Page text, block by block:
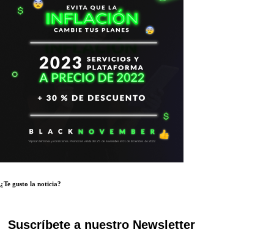
¿Te gusto la noticia?
Suscríbete a nuestro Newsletter